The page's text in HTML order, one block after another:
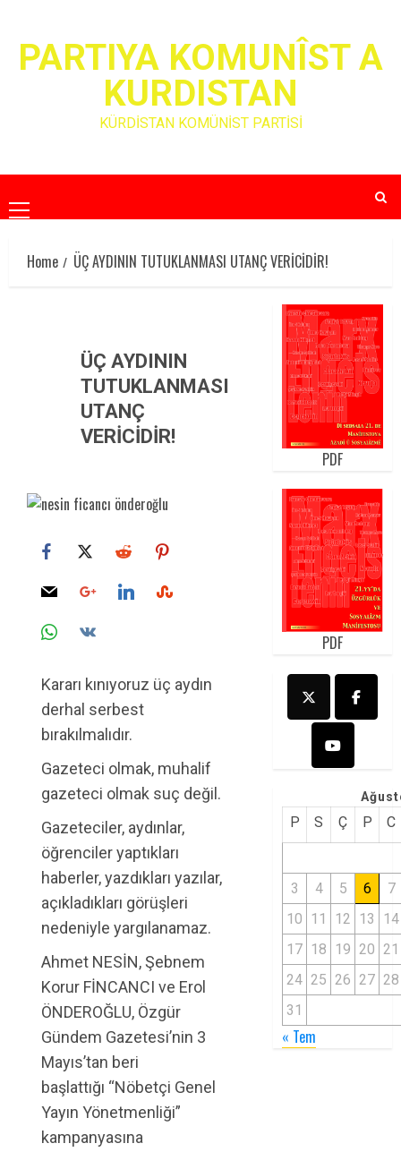
contentPARTIYA KOMUNÎST A
KURDISTAN
KÜRDİSTAN KOMÜNİST PARTİSİ
Primary
Menu
Home
ÜÇ AYDININ TUTUKLANMASI UTANÇ VERİCİDİR!
ÜÇ AYDININ
TUTUKLANMASI
UTANÇ
VERİCİDİR!
Kararı kınıyoruz üç aydın
derhal serbest
bırakılmalıdır.
Gazeteci olmak, muhalif
gazeteci olmak suç değil.
Gazeteciler, aydınlar,
öğrenciler yaptıkları
haberler, yazdıkları yazılar,
açıkladıkları görüşleri
nedeniyle yargılanamaz.
Ahmet NESİN, Şebnem
Korur FİNCANCI ve Erol
ÖNDEROĞLU, Özgür
Gündem Gazetesi’nin 3
Mayıs’tan beri
başlattığı “Nöbetçi Genel
Yayın Yönetmenliği”
kampanyasına
PDF
PDF
P S Ç P C
3 4 5 6
7
10 11 12 13
14
17 18 19 20 21
24 25 26 27 28
31
« Tem